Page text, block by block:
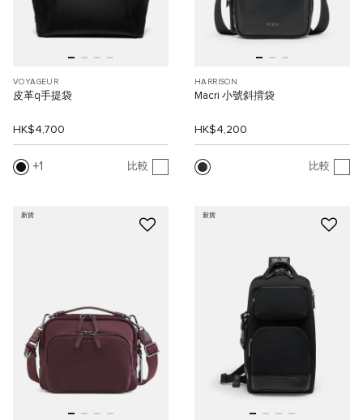
VOYAGEUR
皮革q手提袋
HK$4,700
1 比較
HARRISON
Macri 小號斜揹袋
HK$4,200
比較
新貨 新貨